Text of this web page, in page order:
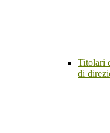
Titolari
di